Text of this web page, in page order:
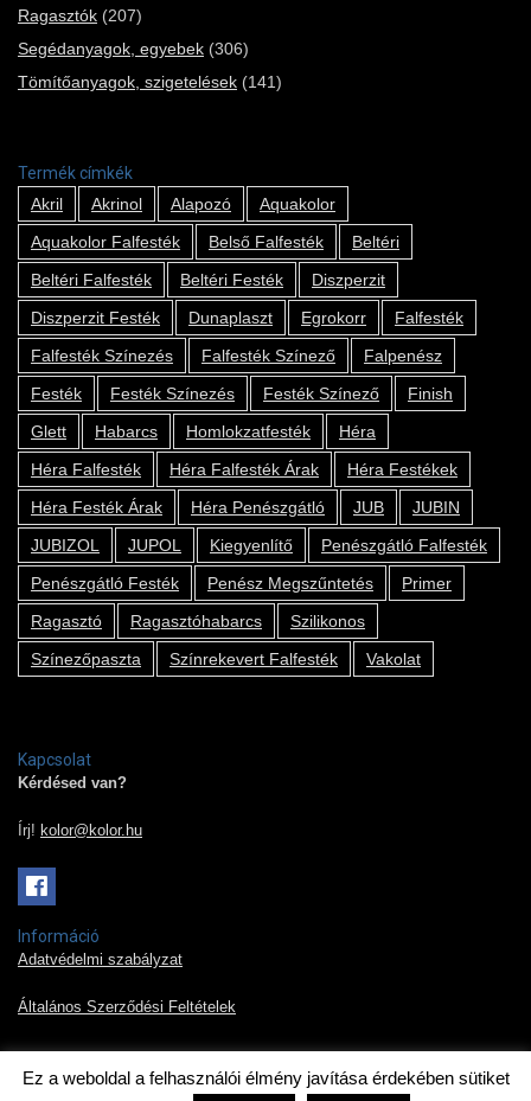
Ragasztók (207)
Segédanyagok, egyebek (306)
Tömítőanyagok, szigetelések (141)
Termék címkék
Akril
Akrinol Alapozó
Aquakolor
Aquakolor Falfesték
Belső Falfesték
Beltéri
Beltéri Falfesték
Beltéri Festék
Diszperzit
Diszperzit Festék
Dunaplaszt Egrokorr
Falfesték
Falfesték Színezés
Falfesték Színező
Falpenész
Festék
Festék Színezés Festék Színező
Finish
Glett
Habarcs Homlokzatfesték
Héra
Héra Falfesték
Héra Falfesték Árak
Héra Festékek
Héra Festék Árak
Héra Penészgátló JUB
JUBIN
JUBIZOL
JUPOL Kiegyenlítő
Penészgátló Falfesték
Penészgátló Festék
Penész Megszűntetés
Primer
Ragasztó
Ragasztóhabarcs
Szilikonos
Színezőpaszta
Színrekevert Falfesték Vakolat
Kapcsolat
Kérdésed van?
Írj! kolor@kolor.hu
Információ
Adatvédelmi szabályzat
Általános Szerződési Feltételek
Ez a weboldal a felhasználói élmény javítása érdekében sütiket